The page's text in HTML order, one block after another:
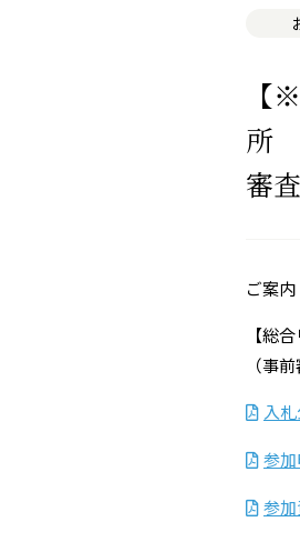
【
所
審
ご案内
【総
（事
入
参
参